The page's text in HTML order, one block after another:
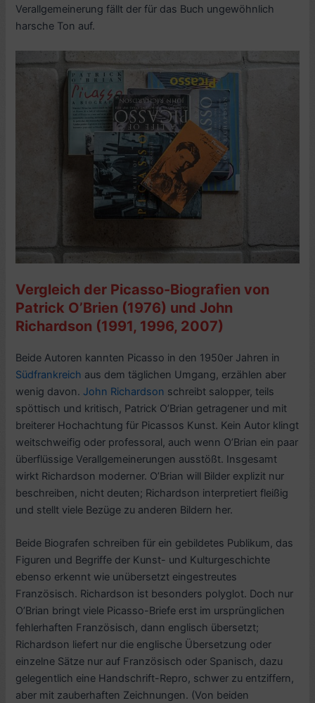
Verallgemeinerung fällt der für das Buch ungewöhnlich
harsche Ton auf.
Vergleich der Picasso-Biografien von
Patrick O’Brien (1976) und John
Richardson (1991, 1996, 2007)
Beide Autoren kannten Picasso in den 1950er Jahren in
Südfrankreich aus dem täglichen Umgang, erzählen aber
wenig davon. John Richardson schreibt salopper, teils
spöttisch und kritisch, Patrick O’Brian getragener und mit
breiterer Hochachtung für Picassos Kunst. Kein Autor klingt
weitschweifig oder professoral, auch wenn O’Brian ein paar
überflüssige Verallgemeinerungen ausstößt. Insgesamt
wirkt Richardson moderner. O’Brian will Bilder explizit nur
beschreiben, nicht deuten; Richardson interpretiert fleißig
und stellt viele Bezüge zu anderen Bildern her.
Beide Biografen schreiben für ein gebildetes Publikum, das
Figuren und Begriffe der Kunst- und Kulturgeschichte
ebenso erkennt wie unübersetzt eingestreutes
Französisch. Richardson ist besonders polyglot. Doch nur
O’Brian bringt viele Picasso-Briefe erst im ursprünglichen
fehlerhaften Französisch, dann englisch übersetzt;
Richardson liefert nur die englische Übersetzung oder
einzelne Sätze nur auf Französisch oder Spanisch, dazu
gelegentlich eine Handschrift-Repro, schwer zu entziffern,
aber mit zauberhaften Zeichnungen. (Von beiden